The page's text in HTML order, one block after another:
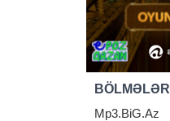
BÖLMƏLƏR
Mp3.BiG.Az